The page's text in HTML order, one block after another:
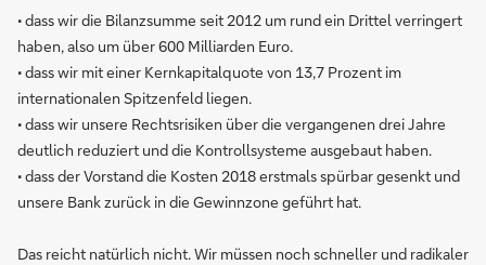
• dass wir die Bilanzsumme seit 2012 um rund ein Drittel verringert
haben, also um über 600 Milliarden Euro.
• dass wir mit einer Kernkapitalquote von 13,7 Prozent im
internationalen Spitzenfeld liegen.
• dass wir unsere Rechtsrisiken über die vergangenen drei Jahre
deutlich reduziert und die Kontrollsysteme ausgebaut haben.
• dass der Vorstand die Kosten 2018 erstmals spürbar gesenkt und
unsere Bank zurück in die Gewinnzone geführt hat.
Das reicht natürlich nicht. Wir müssen noch schneller und radikaler